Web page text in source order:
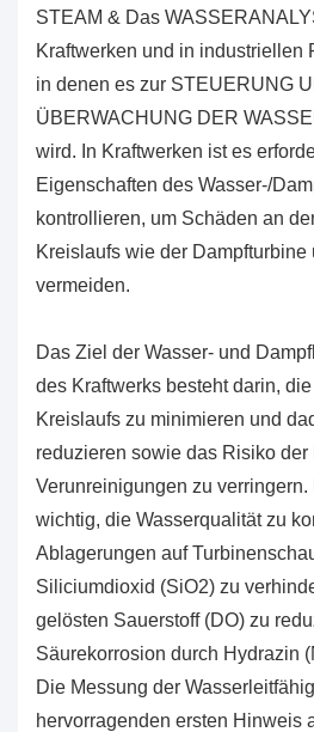
STEAM & Das
Kraftwerken und in industriellen
in denen es zur STEUERUNG
ÜBERWACHUNG DER
wird. In Kraftwerken ist es
Eigenschaften des Wasser-/
kontrollieren, um Schäden an
Kreislaufs wie der
vermeiden.
Das Ziel der Wasser- und
des Kraftwerks besteht darin,
Kreislaufs zu minimieren und
reduzieren sowie das Risiko
Verunreinigungen zu verringern.
wichtig, die Wasserqualität zu
Ablagerungen auf
Siliciumdioxid (SiO2) zu
gelösten Sauerstoff (DO) zu
Säurekorrosion durch Hydrazin
Die Messung der
hervorragenden ersten Hinweis